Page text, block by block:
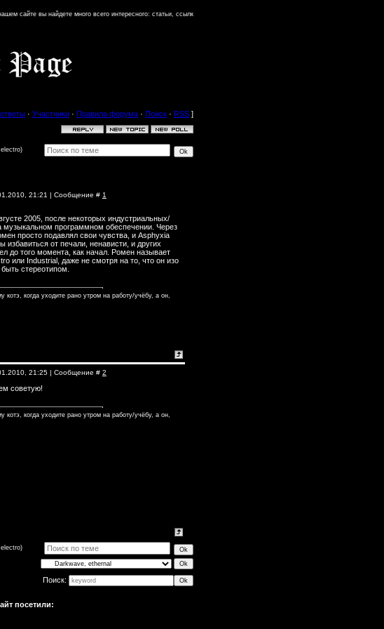
сайте вы найдете много всего интересного: статьи, ссылки на скачивание и пр. Чтобы иметь больше возможностей,
· Участники · Правила форума · Поиск · RSS ]
21:21 | Сообщение # 1
2005, после некоторых индустриальных/
музыкальном программном обеспечении. Через
просто подавлял свои чувства, и Asphyxia
избавиться от печали, ненависти, и других
до того момента, как начал. Ромен называет
или Industrial, даже не смотря на то, что он изо
стереотипом.
котэ, когда уходите рано утром на работу/учёбу, а он,
21:25 | Сообщение # 2
советую!
котэ, когда уходите рано утром на работу/учёбу, а он,
Поиск:
посетили: